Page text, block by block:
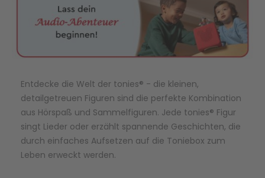
Entdecke die Welt der tonies® - die kleinen,
detailgetreuen Figuren sind die perfekte Kombination
aus Hörspaß und Sammelfiguren. Jede tonies® Figur
singt Lieder oder erzählt spannende Geschichten, die
durch einfaches Aufsetzen auf die Toniebox zum
Leben erweckt werden.